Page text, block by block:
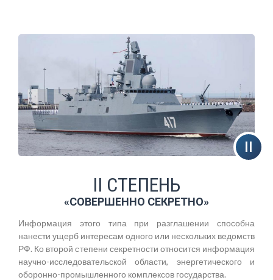
II СТЕПЕНЬ
«СОВЕРШЕННО СЕКРЕТНО»
Информация этого типа при разглашении способна
нанести ущерб интересам одного или нескольких ведомств
РФ. Ко второй степени секретности относится информация
научно-исследовательской области, энергетического и
оборонно-промышленного комплексов государства.